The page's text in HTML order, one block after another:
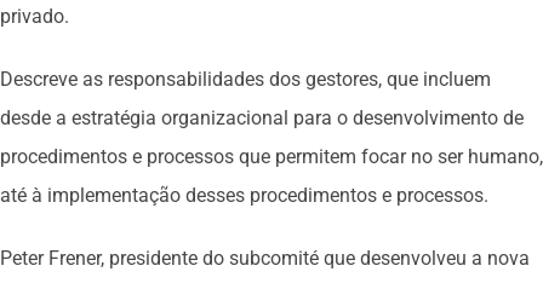
privado.
Descreve as responsabilidades dos gestores, que incluem
desde a estratégia organizacional para o desenvolvimento de
procedimentos e processos que permitem focar no ser humano,
até à implementação desses procedimentos e processos.
Peter Frener, presidente do subcomité que desenvolveu a nova